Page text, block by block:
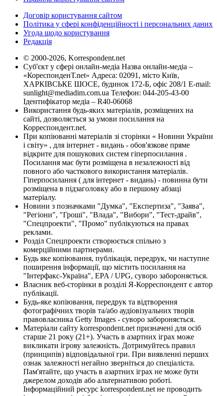
Договір користування сайтом
Політика у сфері конфіденційності і персональних даних
Угода щодо користування
Редакція
© 2000-2026, Korrespondent.net
Суб'єкт у сфері онлайн-медіа Назва онлайн-медіа –
«КореспонденТ.net» Адреса: 02091, місто Київ,
ХАРКІВСЬКЕ ШОСЕ, будинок 172-Б, офіс 208/1 E-mail:
sunlight@mediadim.com.ua Телефон: 044-205-43-00
Ідентифікатор медіа – R40-06068
Використання будь-яких матеріалів, розміщених на
сайті, дозволяється за умови посилання на
Корреспондент.net.
При копіюванні матеріалів зі сторінки « Новини України
і світу» , для інтернет - видань - обов'язкове пряме
відкрите для пошукових систем гіперпосилання .
Посилання має бути розміщена в незалежності від
повного або часткового використання матеріалів.
Гіперпосилання ( для інтернет - видань) - повинна бути
розміщена в підзаголовку або в першому абзаці
матеріалу.
Новини з позначками "Думка", "Експертиза", "Заява",
"Регіони", "Гроші", "Влада", "Вибори", "Тест-драйв",
"Спецпроекти", "Промо" публікуються на правах
реклами.
Розділ Спецпроекти створюється спільно з
комерційними партнерами.
Будь яке копіювання, публікація, передрук, чи наступне
поширення інформації, що містить посилання на
"Інтерфакс-Україна", EPA / UPG, суворо забороняється.
Власник веб-сторінки в розділі Я-Корреспондент є автор
публікації.
Будь-яке копіювання, передрук та відтворення
фотографічних творів та/або аудіовізуальних творів
правовласника Getty Images - суворо забороняється.
Матеріали сайту korrespondent.net призначені для осіб
старше 21 року (21+). Участь в азартних іграх може
викликати ігрову залежність. Дотримуйтесь правил
(принципів) відповідальної гри. При виявленні перших
ознак залежності негайно зверніться до спеціаліста.
Пам'ятайте, що участь в азартних іграх не може бути
джерелом доходів або альтернативою роботі.
Інформаційний ресурс korrespondent.net не проводить